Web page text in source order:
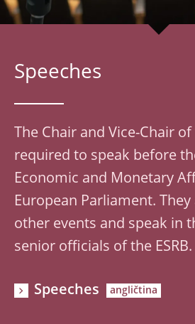
Speeches
The Chair and Vice-Chair of
required to speak before
Economic and Monetary
European Parliament.
other events and speak in
senior officials of the ESRB.
Speeches